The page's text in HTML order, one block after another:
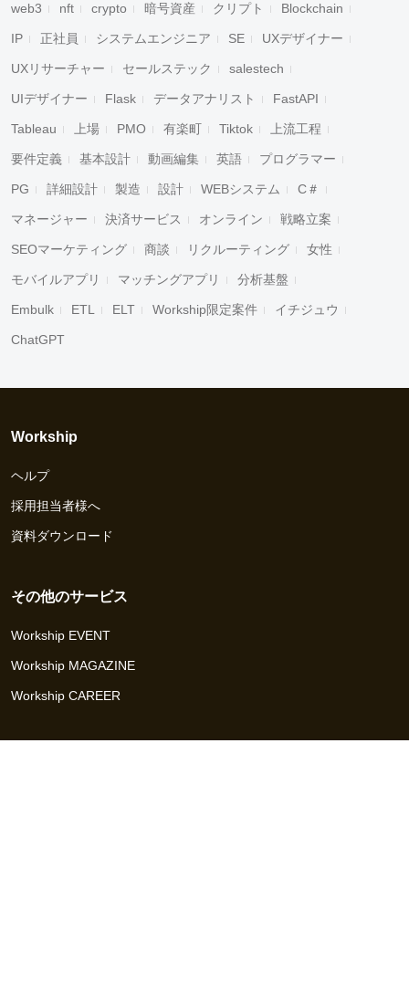
web3 nft crypto 暗号資産 クリプト Blockchain
IP 正社員 システムエンジニア SE UXデザイナー
UXリサーチャー セールステック salestech
UIデザイナー Flask データアナリスト FastAPI
Tableau 上場 PMO 有楽町 Tiktok 上流工程
要件定義 基本設計 動画編集 英語 プログラマー
PG 詳細設計 製造 設計 WEBシステム C＃
マネージャー 決済サービス オンライン 戦略立案
SEOマーケティング 商談 リクルーティング 女性
モバイルアプリ マッチングアプリ 分析基盤
Embulk ETL ELT Workship限定案件 イチジュウ
ChatGPT
Workship
ヘルプ
採用担当者様へ
資料ダウンロード
その他のサービス
Workship EVENT
Workship MAGAZINE
Workship CAREER